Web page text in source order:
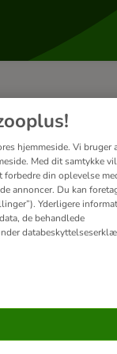
for
rab...
hjemmeside. Vi bruger
Med dit samtykke
din oplevelse
annoncer. Du kan
Yderligere
de behandlede